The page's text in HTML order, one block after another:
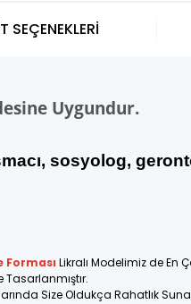
Uygundur.
sosyolog,
Likralı Modelimiz de En
Size Oldukça Rahatlık
SEÇENEKLERİ